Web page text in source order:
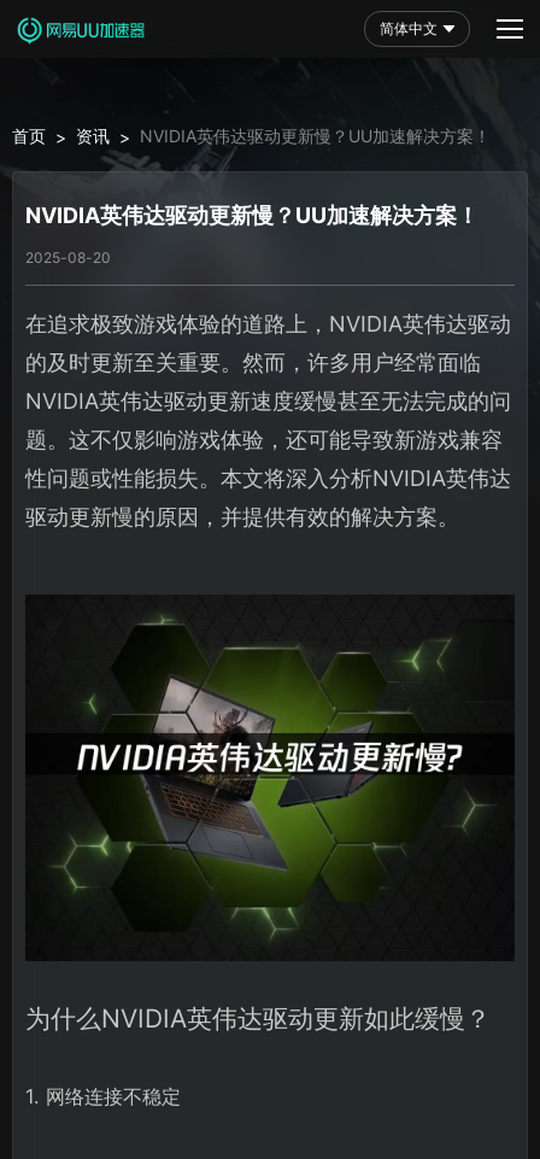
简体中文
首页 > 资讯 > NVIDIA英伟达驱动更新慢？UU加速解决方案！
NVIDIA英伟达驱动更新慢？UU加速解决方案！
2025-08-20
在追求极致游戏体验的道路上，NVIDIA英伟达驱动
的及时更新至关重要。然而，许多用户经常面临
NVIDIA英伟达驱动更新速度缓慢甚至无法完成的问
题。这不仅影响游戏体验，还可能导致新游戏兼容
性问题或性能损失。本文将深入分析NVIDIA英伟达
驱动更新慢的原因，并提供有效的解决方案。
为什么NVIDIA英伟达驱动更新如此缓慢？
1. 网络连接不稳定